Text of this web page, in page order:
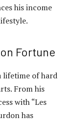
his income
Fortune
lifetime of hard
From his
with “Les
has